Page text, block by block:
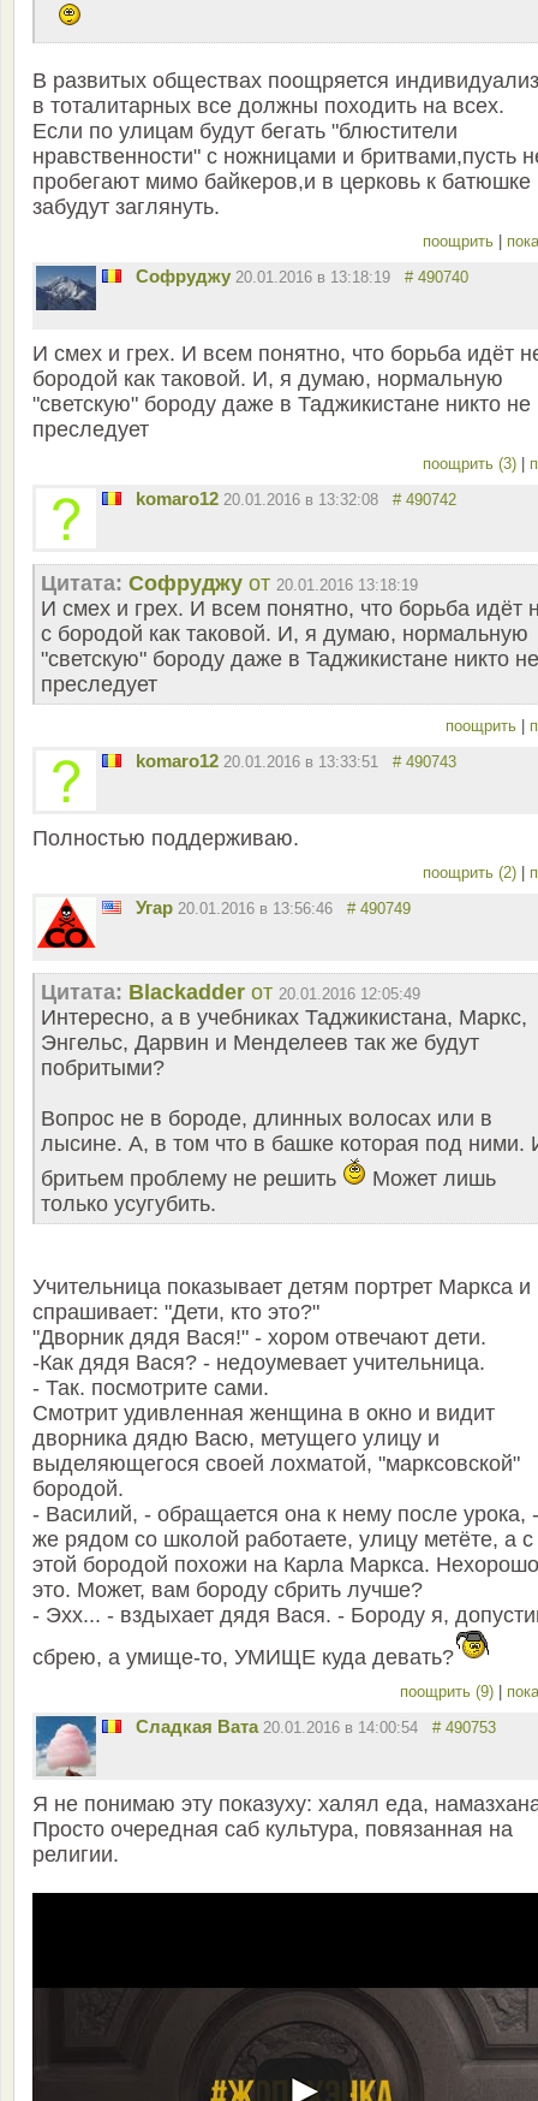
В развитых обществах поощряется
в тоталитарных все должны походить на всех.
Если по улицам будут бегать "блюстители
нравственности" с ножницами и бритвами,пусть
пробегают мимо байкеров,и в церковь к батюшке
забудут заглянуть.
поощрить
Софруджу 20.01.2016 в 13:18:19 # 490740
И смех и грех. И всем понятно, что борьба идёт
бородой как таковой. И, я думаю, нормальную
"светскую" бороду даже в Таджикистане никто не
преследует
поощрить (3)
komaro12 20.01.2016 в 13:32:08 # 490742
Цитата: Софруджу от 20.01.2016 13:18:19
И смех и грех. И всем понятно, что борьба идёт
с бородой как таковой. И, я думаю, нормальную
"светскую" бороду даже в Таджикистане никто не
преследует
поощрить
komaro12 20.01.2016 в 13:33:51 # 490743
Полностью поддерживаю.
поощрить (2)
Угар 20.01.2016 в 13:56:46 # 490749
Цитата: Blackadder от 20.01.2016 12:05:49
Интересно, а в учебниках Таджикистана, Маркс,
Энгельс, Дарвин и Менделеев так же будут
побритыми?
Вопрос не в бороде, длинных волосах или в
лысине. А, в том что в башке которая под ними.
бритьем проблему не решить
Может лишь
только усугубить.
Учительница показывает детям портрет Маркса и
спрашивает: "Дети, кто это?"
"Дворник дядя Вася!" - хором отвечают дети.
-Как дядя Вася? - недоумевает учительница.
- Так. посмотрите сами.
Смотрит удивленная женщина в окно и видит
дворника дядю Васю, метущего улицу и
выделяющегося своей лохматой, "марксовской"
бородой.
- Василий, - обращается она к нему после урока,
же рядом со школой работаете, улицу метёте, а с
этой бородой похожи на Карла Маркса. Нехорошо
это. Может, вам бороду сбрить лучше?
- Эхх... - вздыхает дядя Вася. - Бороду я,
сбрею, а умище-то, УМИЩЕ куда девать?
поощрить (9)
Сладкая Вата 20.01.2016 в 14:00:54 # 490753
Я не понимаю эту показуху: халял еда,
Просто очередная саб культура, повязанная на
религии.